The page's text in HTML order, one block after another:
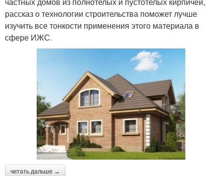
рассказ о технологии строительства поможет лучше
изучить все тонкости применения этого материала в
сфере ИЖС.
читать дальше →